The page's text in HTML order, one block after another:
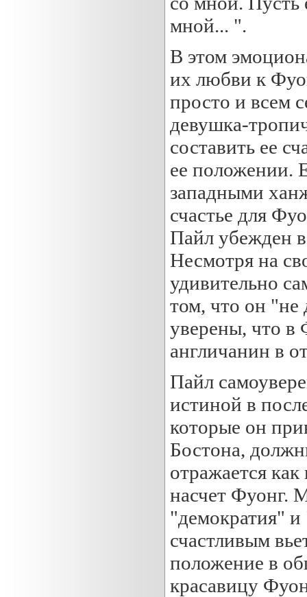
мной... ".
В этом
их любви к
просто и всем
девушка-
составить ее
ее положении.
западными
счастье для
Пайл убежден
Несмотря на
удивительно
том, что он
уверены, что в
англичанин в
Пайл
истиной в
которые он
Бостона,
отражается как
насчет Фуонг.
"демократия" и
счастливым
положение в
красавицу